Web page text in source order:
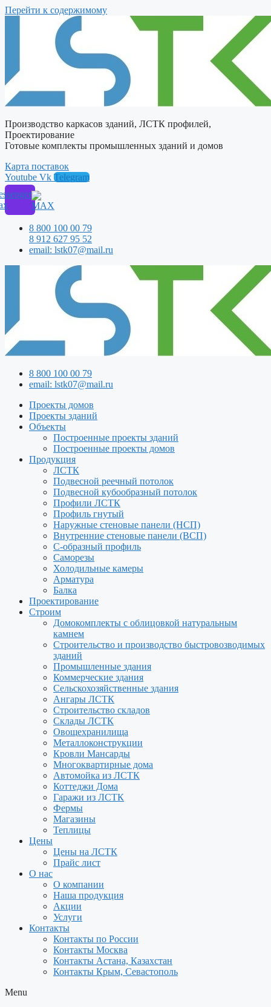
Перейти к содержимому
Производство каркасов зданий, ЛСТК профилей,
Проектирование
Готовые комплекты промышленных зданий и домов
Карта поставок
Youtube Vk Telegram
8 800 100 00 79
8 912 627 95 52
email: lstk07@mail.ru
8 800 100 00 79
email: lstk07@mail.ru
Проекты домов
Проекты зданий
Объекты
Построенные проекты зданий
Построенные проекты домов
Продукция
ЛСТК
Подвесной реечный потолок
Подвесной кубообразный потолок
Профили ЛСТК
Профиль гнутый
Наружные стеновые панели (НСП)
Внутренние стеновые панели (ВСП)
С-образный профиль
Саморезы
Холодильные камеры
Арматура
Балка
Проектирование
Строим
Домокомплекты с облицовкой натуральным
камнем
Строительство и производство быстровозводимых
зданий
Промышленные здания
Коммерческие здания
Сельскохозяйственные здания
Ангары ЛСТК
Строительство складов
Склады ЛСТК
Овощехранилища
Металлоконструкции
Кровли Мансарды
Многоквартирные дома
Автомойка из ЛСТК
Коттеджи Дома
Гаражи из ЛСТК
Фермы
Магазины
Теплицы
Цены
Цены на ЛСТК
Прайс лист
О нас
О компании
Наша продукция
Акции
Услуги
Контакты
Контакты по России
Контакты Москва
Контакты Астана, Казахстан
Контакты Крым, Севастополь
Menu